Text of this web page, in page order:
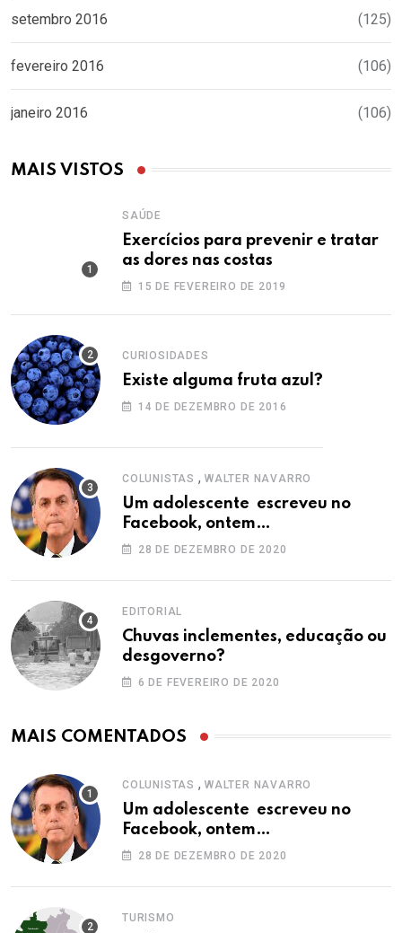
setembro 2016 (125)
fevereiro 2016 (106)
janeiro 2016 (106)
MAIS VISTOS
SAÚDE
Exercícios para prevenir e tratar
as dores nas costas
15 DE FEVEREIRO DE 2019
CURIOSIDADES
Existe alguma fruta azul?
14 DE DEZEMBRO DE 2016
COLUNISTAS , WALTER NAVARRO
Um adolescente escreveu no
Facebook, ontem…
28 DE DEZEMBRO DE 2020
EDITORIAL
Chuvas inclementes, educação ou
desgoverno?
6 DE FEVEREIRO DE 2020
MAIS COMENTADOS
COLUNISTAS , WALTER NAVARRO
Um adolescente escreveu no
Facebook, ontem…
28 DE DEZEMBRO DE 2020
TURISMO